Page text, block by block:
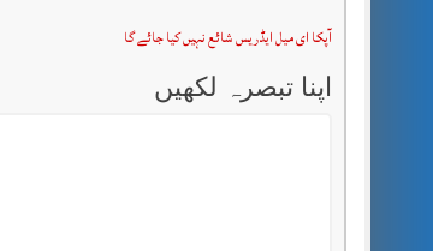
آپکا ای میل ایڈریس شائع نہیں کیا جائے گا
اپنا تبصرہ لکھیں